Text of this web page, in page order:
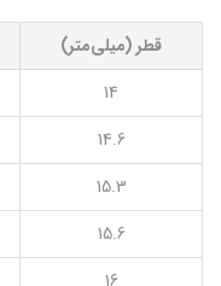
قطر (میلی‌متر)
14
14.6
15.3
15.6